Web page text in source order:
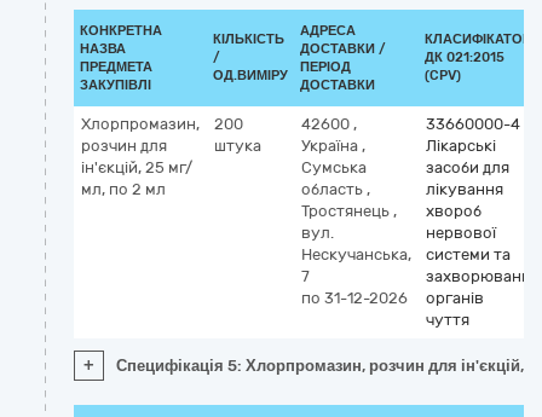
КОНКРЕТНА
НАЗВА
ПРЕДМЕТА
ЗАКУПІВЛІ
КІЛЬКІСТЬ
/
ОД.ВИМІРУ
АДРЕСА
ДОСТАВКИ /
ПЕРІОД
ДОСТАВКИ
КЛАСИФІКАТОР
ДК 021:2015
(CPV)
Хлорпромазин,
розчин для
ін'єкцій, 25 мг/
мл, по 2 мл
200
штука
42600 ,
Україна ,
Сумська
область ,
Тростянець ,
вул.
Нескучанська,
7
по 31-12-2026
33660000-4
Лікарські
засоби для
лікування
хвороб
нервової
системи та
захворювань
органів
чуття
+ Специфікація 5: Хлорпромазин, розчин для ін'єкцій,